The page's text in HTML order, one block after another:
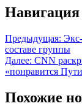
Навигация
Предыдущая:
составе группы
Далее: CNN
«понравится
Похожие